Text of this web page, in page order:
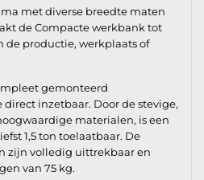
met diverse breedte maten
de Compacte werkbank tot
de productie, werkplaats of
gemonteerd
inzetbaar. Door de stevige,
materialen, is een
1,5 ton toelaatbaar. De
zijn volledig uittrekbaar en
van 75 kg.